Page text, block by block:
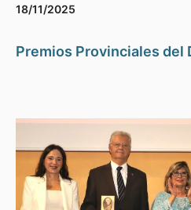
18/11/2025
Premios Provinciales del